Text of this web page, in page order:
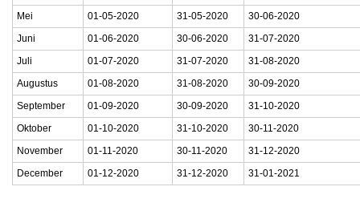
Mei
01-05-2020 31-05-2020
30-06-2020
Juni
01-06-2020 30-06-2020
31-07-2020
Juli
01-07-2020 31-07-2020
31-08-2020
Augustus
01-08-2020 31-08-2020
30-09-2020
September
01-09-2020 30-09-2020
31-10-2020
Oktober
01-10-2020 31-10-2020
30-11-2020
November
01-11-2020 30-11-2020
31-12-2020
December
01-12-2020 31-12-2020 31-01-2021